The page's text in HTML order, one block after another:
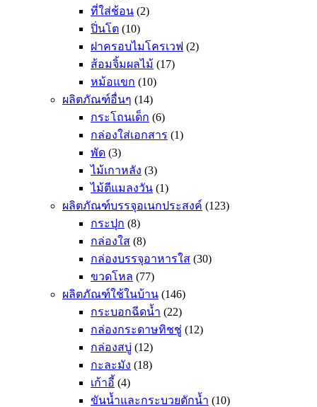
ที่ใส่ช้อน (2)
ปิ่นโต (10)
ฝาครอบไมโครเวฟ (2)
ส้อมจิ้มผลไม้ (17)
หม้อแขก (10)
ผลิตภัณฑ์อื่นๆ (14)
กระโถนเด็ก (6)
กล่องใส่เอกสาร (1)
พัด (3)
ไม้เกาหลัง (3)
ไม้ตีแมลงวัน (1)
ผลิตภัณฑ์บรรจุอเนกประสงค์ (123)
กระปุก (8)
กล่องใส (8)
กล่องบรรจุอาหารใส (30)
ขวดโหล (77)
ผลิตภัณฑ์ใช้ในบ้าน (146)
กระบอกฉีดน้ำ (22)
กล่องกระดาษทิชชู่ (12)
กล่องสบู่ (12)
กะละมัง (18)
เก้าอี้ (4)
ขันน้ำและกระบวยตักน้ำ (10)